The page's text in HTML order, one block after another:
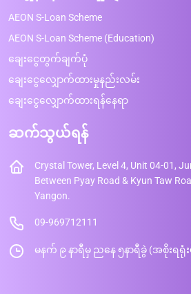
AEON S-Loan Scheme
AEON S-Loan Scheme (Education)
ချေးငွေတွက်ချက်ပုံ
ချေးငွေလျှောက်ထားမှုနည်းလမ်း
ချေးငွေလျှောက်ထားရန်နေရာ
ဆက်သွယ်ရန်
Crystal Tower, Level 4, Unit 04-01,
Between Pyay Road & Kyun Taw
Yangon.
09-969712111
မနက် ၉ နာရီမှ ညနေ ၅နာရီခွဲ (အစိုး